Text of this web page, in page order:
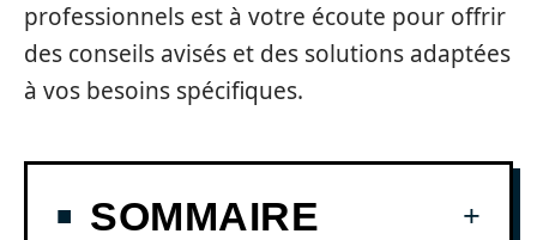
professionnels est à votre écoute pour offrir
des conseils avisés et des solutions adaptées
à vos besoins spécifiques.
SOMMAIRE